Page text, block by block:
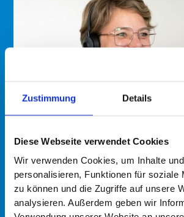
Zustimmung Details
Diese Webseite verwendet Cookies
Wir verwenden Cookies, um Inhalte
personalisieren, Funktionen für soziale
zu können und die Zugriffe auf unsere
analysieren. Außerdem geben wir